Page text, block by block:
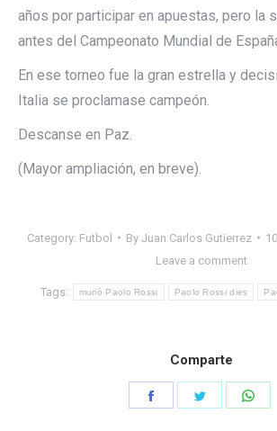
años por participar en apuestas, pero la
antes del Campeonato Mundial de
En ese torneo fue la gran estrella y
Italia se proclamase campeón.
Descanse en Paz.
(Mayor ampliación, en breve).
Category: Futbol By Juan Carlos Gutierrez
Leave a comment
Tags: murió Paolo Rossi Paolo Rossi dies
Comparte
Share